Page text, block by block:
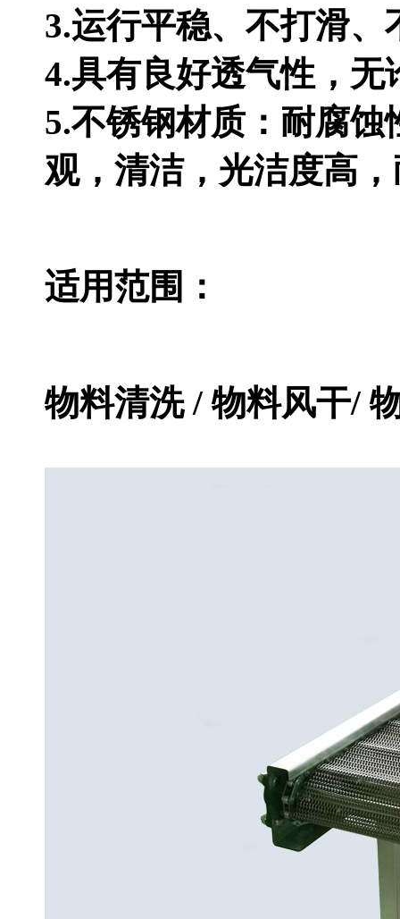
3.运行平稳、不打滑、
4.具有良好透气性，
5.不锈钢材质：耐腐
观，清洁，光洁度高
适用范围：
物料清洗 / 物料风干/